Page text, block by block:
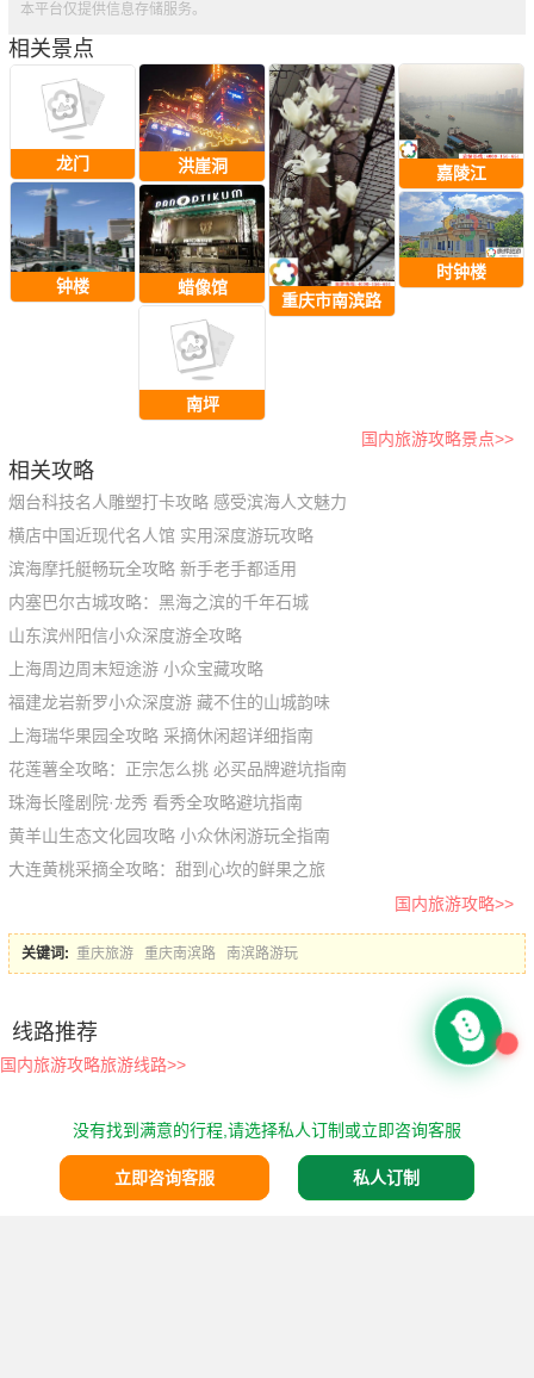
本平台仅提供信息存储服务。
相关景点
龙门
钟楼
洪崖洞
蜡像馆
南坪
重庆市南滨路
嘉陵江
时钟楼
国内旅游攻略景点>>
相关攻略
烟台科技名人雕塑打卡攻略 感受滨海人文魅力
横店中国近现代名人馆 实用深度游玩攻略
滨海摩托艇畅玩全攻略 新手老手都适用
内塞巴尔古城攻略：黑海之滨的千年石城
山东滨州阳信小众深度游全攻略
上海周边周末短途游 小众宝藏攻略
福建龙岩新罗小众深度游 藏不住的山城韵味
上海瑞华果园全攻略 采摘休闲超详细指南
花莲薯全攻略：正宗怎么挑 必买品牌避坑指南
珠海长隆剧院·龙秀 看秀全攻略避坑指南
黄羊山生态文化园攻略 小众休闲游玩全指南
大连黄桃采摘全攻略：甜到心坎的鲜果之旅
国内旅游攻略>>
关键词: 重庆旅游 重庆南滨路 南滨路游玩
线路推荐
国内旅游攻略旅游线路>>
没有找到满意的行程,请选择私人订制或立即咨询客服
立即咨询客服 私人订制